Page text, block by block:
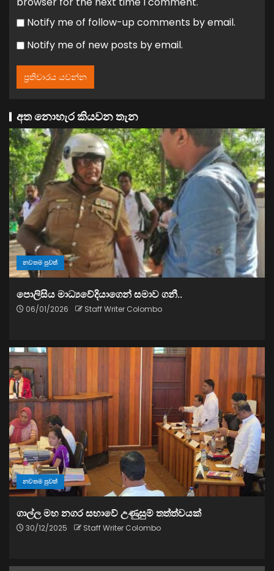
Notify me of follow-up comments by email.
Notify me of new posts by email.
අත නොහැර කියවන තැන
නවතම පුවත්
පොලිසිය මාධ්‍යවේදියාගෙන් සමාව ගනී..
06/01/2026 Staff Writer Colombo
නවතම පුවත්
ගාල්ල මහ නගර සභාවේ උණුසුම් තත්ත්වයක්
30/12/2025 Staff Writer Colombo